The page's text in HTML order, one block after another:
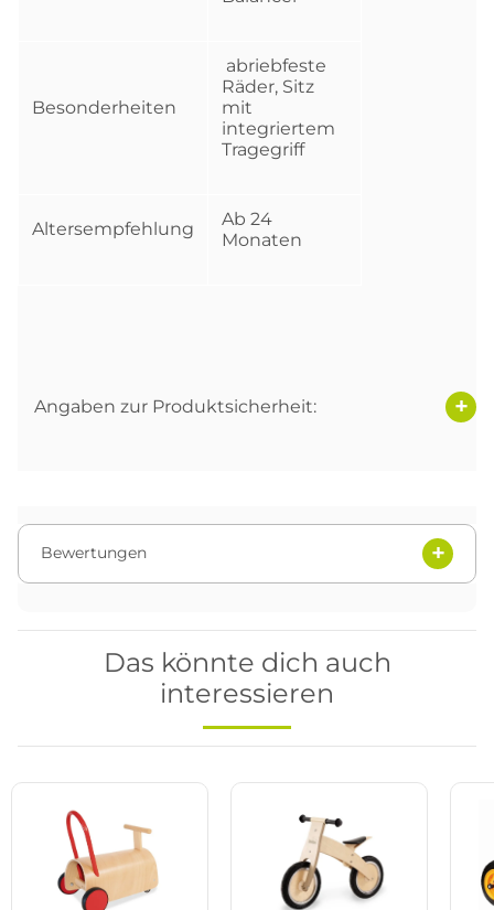
Besonderheiten
abriebfeste
Räder, Sitz
mit
integriertem
Tragegriff
Altersempfehlung
Ab 24
Monaten
Angaben zur Produktsicherheit:
Bewertungen
Das könnte dich auch
interessieren